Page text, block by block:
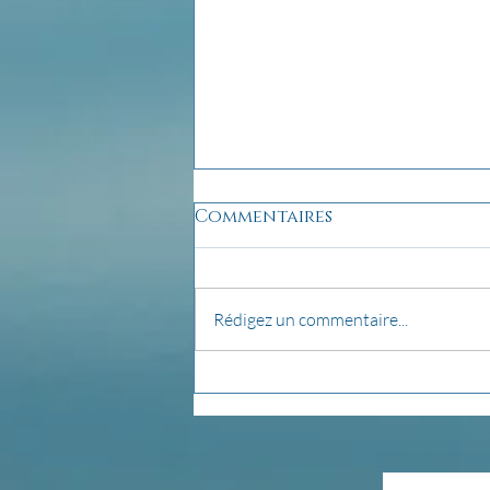
pensée du jour...
Commentaires
Rédigez un commentaire...